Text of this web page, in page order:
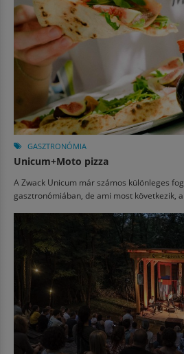
GASZTRONÓMIA
Unicum+Moto pizza
A Zwack Unicum már számos különleges
gasztronómiában, de ami most következik,